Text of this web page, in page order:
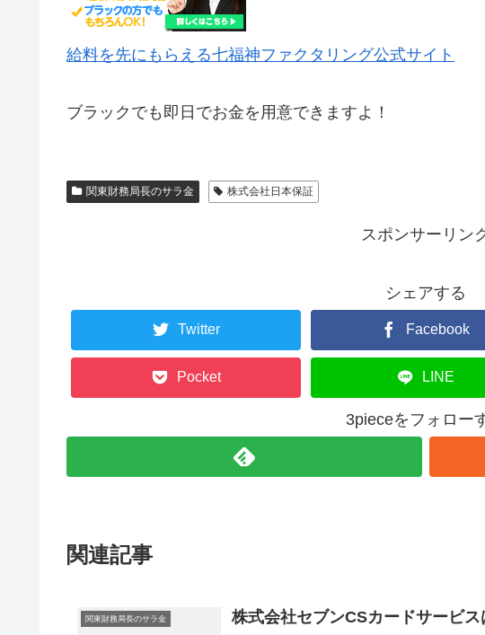
給料を先にもらえる七福神ファクタリング公式サイト
ブラックでも即日でお金を用意できますよ！
関東財務局長のサラ金 株式会社日本保証
スポンサーリン
シェアする
Twitter Facebook
Pocket LINE
3pieceをフォロー
関連記事
関東財務局長のサラ金 株式会社セブンCSカードサービ